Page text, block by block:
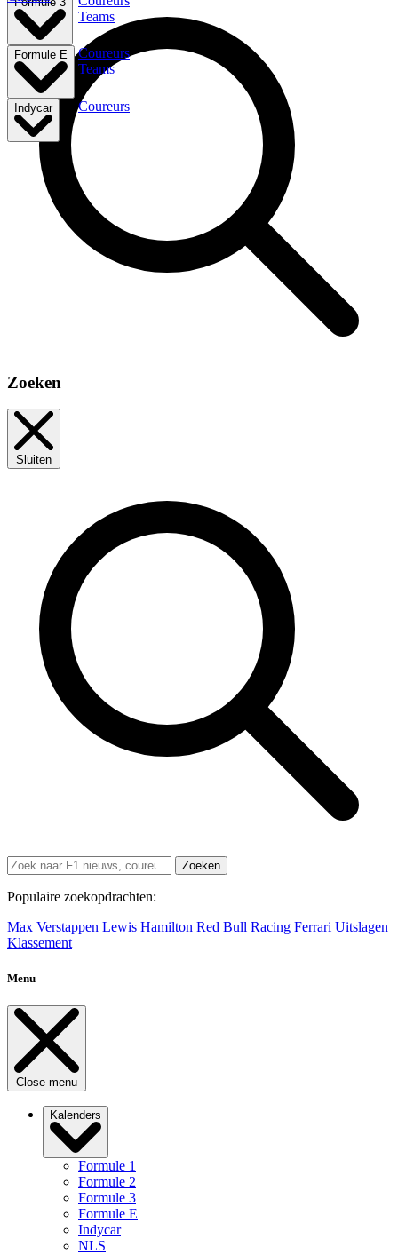
Teams
Formule E
Coureurs
Teams
Indycar Coureurs
Zoeken
Sluiten
Zoeken
Populaire zoekopdrachten:
Max Verstappen Lewis Hamilton Red Bull Racing Ferrari Uitslagen
Klassement
Menu
Close menu
Kalenders
Formule 1
Formule 2
Formule 3
Formule E
Indycar
NLS